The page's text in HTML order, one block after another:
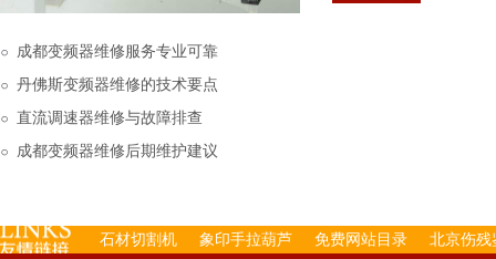
下来的，机内已经存有
成都变频器维修服务专业可靠
丹佛斯变频器维修的技术要点
直流调速器维修与故障排查
成都变频器维修后期维护建议
石材切割机 象印手拉葫芦 免费网站目录 北京伤残